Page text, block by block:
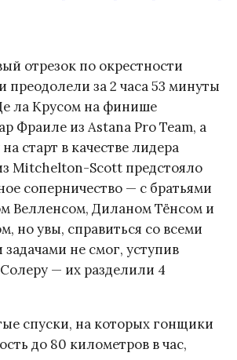
отрезок по окрестности
за 2 часа 53 минуты
ла Крусом на финише
Фраиле из Astana Pro Team, а
старт в качестве лидера
Mitchelton-Scott предстояло
соперничество — с братьями
Велленсом, Диланом Тёнсом и
но увы, справиться со всеми
не смог, уступив
— их разделили 4
спуски, на которых гонщики
до 80 километров в час,